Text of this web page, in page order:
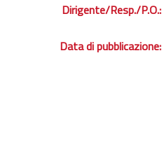
Dirigente/Resp./P.O.:
Data di pubblicazione: